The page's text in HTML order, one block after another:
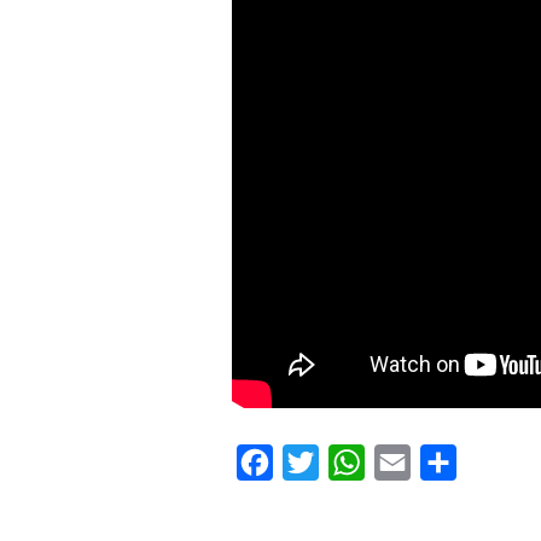
FacebookTwitter WhatsAppEmail